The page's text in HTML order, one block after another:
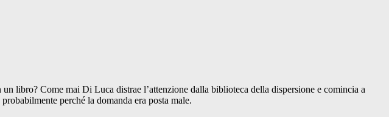
libro? Come mai Di Luca distrae l’attenzione dalla biblioteca della dispersione e comincia a
perché la domanda era posta male.